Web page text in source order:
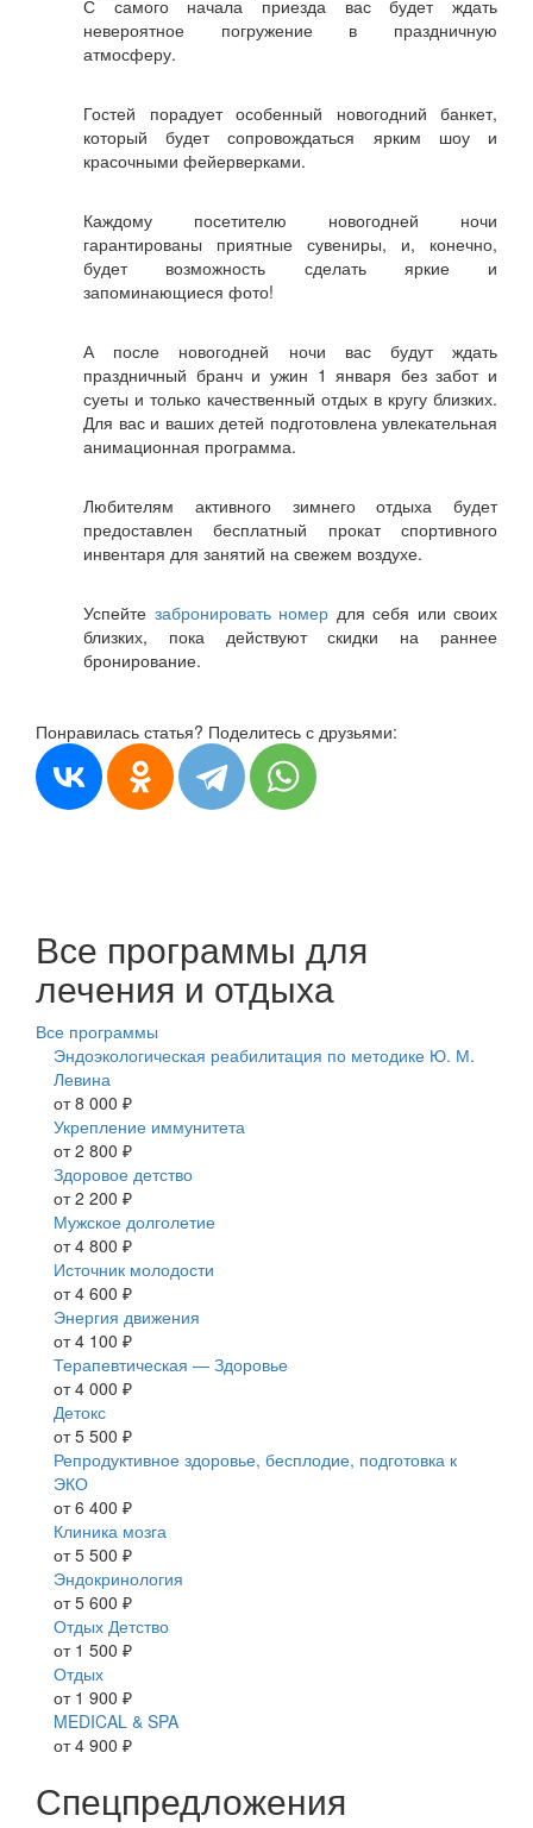
С самого начала приезда вас будет ждать
невероятное погружение в праздничную
атмосферу.
Гостей порадует особенный новогодний банкет,
который будет сопровождаться ярким шоу и
красочными фейерверками.
Каждому посетителю новогодней ночи
гарантированы приятные сувениры, и, конечно,
будет возможность сделать яркие и
запоминающиеся фото!
А после новогодней ночи вас будут ждать
праздничный бранч и ужин 1 января без забот и
суеты и только качественный отдых в кругу близких.
Для вас и ваших детей подготовлена увлекательная
анимационная программа.
Любителям активного зимнего отдыха будет
предоставлен бесплатный прокат спортивного
инвентаря для занятий на свежем воздухе.
Успейте забронировать номер для себя или своих
близких, пока действуют скидки на раннее
бронирование.
Понравилась статья? Поделитесь с друзьями:
Все программы для
лечения и отдыха
Все программы
Эндоэкологическая реабилитация по методике Ю. М.
Левина
от 8 000 ₽
Укрепление иммунитета
от 2 800 ₽
Здоровое детство
от 2 200 ₽
Мужское долголетие
от 4 800 ₽
Источник молодости
от 4 600 ₽
Энергия движения
от 4 100 ₽
Терапевтическая — Здоровье
от 4 000 ₽
Детокс
от 5 500 ₽
Репродуктивное здоровье, бесплодие, подготовка к
ЭКО
от 6 400 ₽
Клиника мозга
от 5 500 ₽
Эндокринология
от 5 600 ₽
Отдых Детство
от 1 500 ₽
Отдых
от 1 900 ₽
MEDICAL & SPA
от 4 900 ₽
Спецпредложения